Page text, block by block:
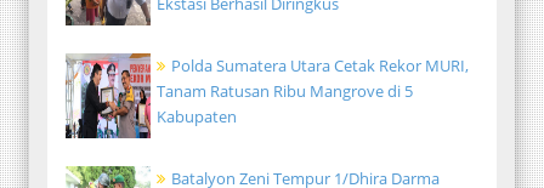
Polda Sumatera Utara Cetak Rekor MURI,
Tanam Ratusan Ribu Mangrove di 5
Kabupaten
Batalyon Zeni Tempur 1/Dhira Darma